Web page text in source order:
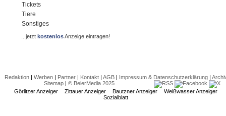
Tickets
Tiere
Sonstiges
...jetztkostenlosAnzeige eintragen!
Redaktion| Werben| Partner| Kontakt| AGB| Impressum & Datenschutzerklärung|
Sitemap| © BeierMedia 2025
Görlitzer Anzeiger
Zittauer Anzeiger Bautzner Anzeiger
Weißwasser Anzeiger
Sozialblatt